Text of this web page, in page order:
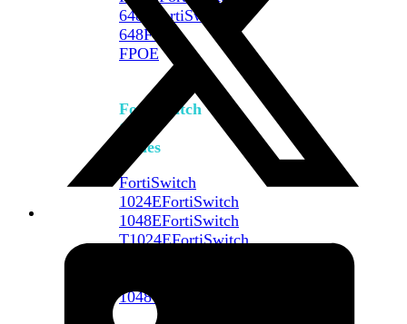
648F
FortiSwitch
648F-
FPOE
FortiSwitch
1000
Series
FortiSwitch
1024EFortiSwitch
1048EFortiSwitch
T1024EFortiSwitch
1048G